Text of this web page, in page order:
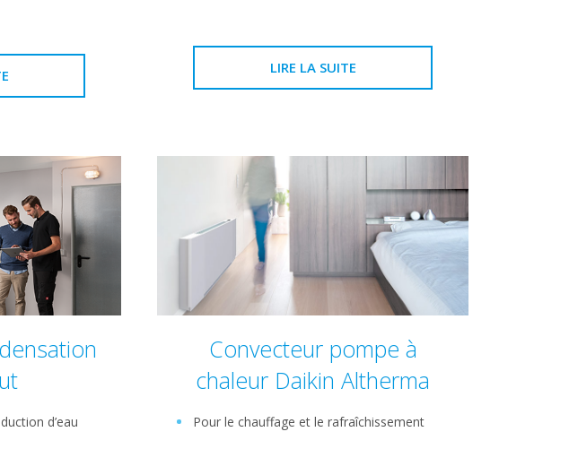
LIRE LA SUITE
d’eau
Convecteur pompe à
chaleur Daikin Altherma
Pour le chauffage et le rafraîchissement